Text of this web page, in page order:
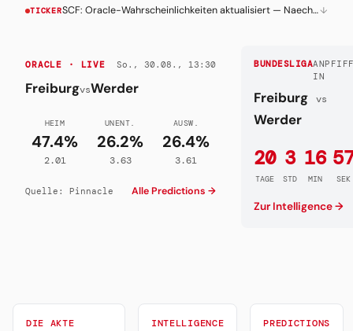
TICKER SCF: Oracle-Wahrscheinlichkeiten aktualisiert — Naechstes Spiel live verfolgen ↓
ORACLE · LIVE So., 30.08., 13:30
FreiburgvsWerder
HEIM
47.4%
2.01
UNENT.
26.2%
3.63
AUSW.
26.4%
3.61
Quelle: Pinnacle Alle Predictions →
BUNDESLIGA
IN
Freiburg vs
Werder
20
TAGE
3
STD
16
MIN SEK
Zur Intelligence →
DIE AKTE INTELLIGENCE PREDICTIONS